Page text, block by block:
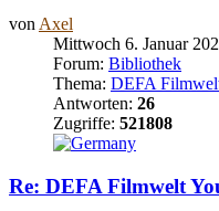
von Axel
Mittwoch 6. Januar
Forum: Bibliothek
Thema: DEFA
Antworten: 26
Zugriffe: 521808
Re: DEFA Filmwelt